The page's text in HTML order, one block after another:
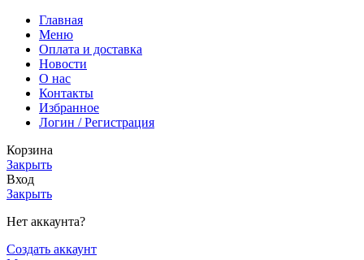
Главная
Меню
Оплата и доставка
Новости
О нас
Контакты
Избранное
Логин / Регистрация
Корзина
Закрыть
Вход
Закрыть
Нет аккаунта?
Создать аккаунт